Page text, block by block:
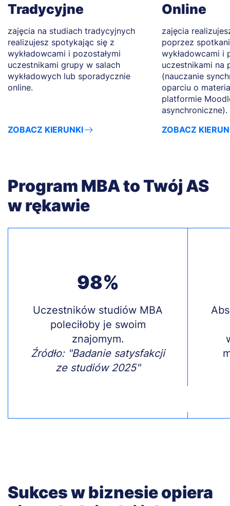
Tradycyjne
zajęcia na studiach tradycyjnych
realizujesz spotykając się z
wykładowcami i pozostałymi
uczestnikami grupy w salach
wykładowych lub sporadycznie
online.
ZOBACZ KIERUNKI
Online
zajęcia
poprzez
wykładowcami i
uczestnikami na
(nauczanie
oparciu o
platformie
asynchroniczne).
ZOBACZ
Program MBA to Twój AS
w rękawie
98%
Treść
Uczestników studiów MBA
poleciłoby je swoim
znajomym.
Źródło: "Badanie satysfakcji
ze studiów 2025"
Sukces w biznesie opiera